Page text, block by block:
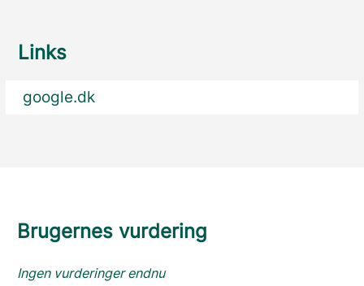
Links
google.dk
Brugernes vurdering
Ingen vurderinger endnu